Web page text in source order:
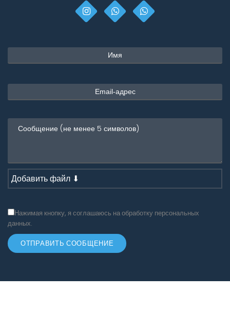
Добавить файл ⬇
Нажимая кнопку, я соглашаюсь на обработку персональных
данных.
ОТПРАВИТЬ СООБЩЕНИЕ